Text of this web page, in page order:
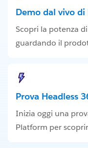
Demo dal vivo
Scopri la potenza
guardando il
Prova Headless
Inizia oggi una
Platform per